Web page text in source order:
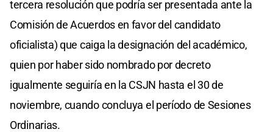
tercera resolución que podría ser presentada ante la
Comisión de Acuerdos en favor del candidato
oficialista) que caiga la designación del académico,
quien por haber sido nombrado por decreto
igualmente seguiría en la CSJN hasta el 30 de
noviembre, cuando concluya el período de Sesiones
Ordinarias.